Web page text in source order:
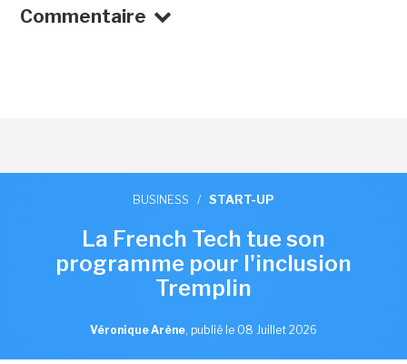
Commentaire
BUSINESS / START-UP
La French Tech tue son
programme pour l'inclusion
Tremplin
Véronique Arène, publié le 08 Juillet 2026